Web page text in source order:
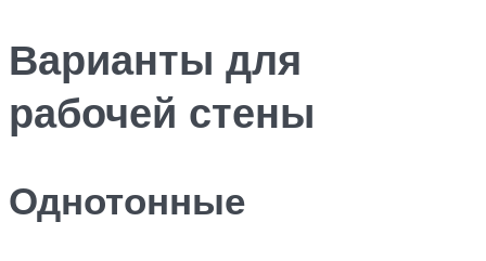
Варианты для
рабочей стены
Однотонные